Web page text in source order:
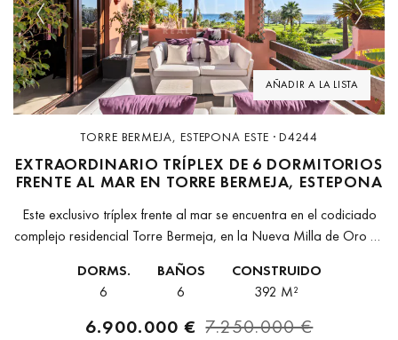
AÑADIR A LA LISTA
Previous Next
TORRE BERMEJA, ESTEPONA ESTE · D4244
EXTRAORDINARIO TRÍPLEX DE 6 DORMITORIOS
FRENTE AL MAR EN TORRE BERMEJA, ESTEPONA
Este exclusivo tríplex frente al mar se encuentra en el codiciado
complejo residencial Torre Bermeja, en la Nueva Milla de Oro de
DORMS.
6
BAÑOS
6
CONSTRUIDO
392 M²
6.900.000 € 7.250.000 €